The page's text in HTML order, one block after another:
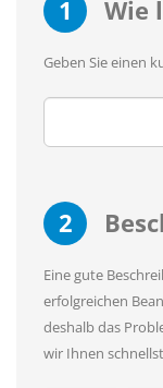
1 Wie
Geben Sie einen
2
Eine gute
erfolgreichen
deshalb das
wir Ihnen